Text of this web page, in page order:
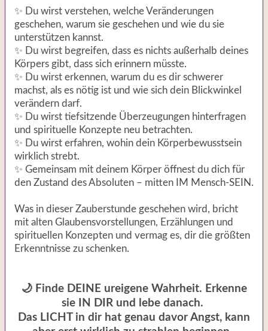
✨ Du wirst verstehen, welche Veränderungen
geschehen, warum sie geschehen und wie du sie
unterstützen kannst.
✨ Du wirst begreifen, dass es nichts außerhalb deines
Körpers gibt, dass sich erinnern müsste.
✨ Du wirst erkennen, warum du es dir schwerer
machst, als es nötig ist und wie sich dein Blickwinkel
verändern darf.
✨ Du wirst tiefsitzende Überzeugungen hinterfragen
und spirituelle Konzepte neu betrachten.
✨ Du wirst erfahren, wohin dein Körperbewusstsein
wirklich strebt.
✨ Gemeinsam mit deinem Körper öffnest du dich für
den Zustand des Absoluten – mitten IM Mensch-SEIN.
Was in dieser Zauberstunde geschehen wird, bricht
mit alten Glaubensvorstellungen, Erzählungen und
spirituellen Konzepten und vermag es, dir die größten
Erkenntnisse zu schenken.
🌙 Finde DEINE ureigene Wahrheit. Erkenne
sie IN DIR und lebe danach.
Das LICHT in dir hat genau davor Angst, kann